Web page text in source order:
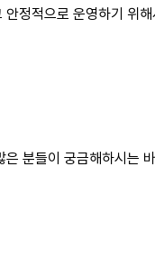
정적으로 운영하기 위
분들이 궁금해하시는